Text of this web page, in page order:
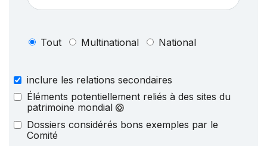
Tout Multinational National
inclure les relations secondaires
Éléments potentiellement reliés à des sites du
patrimoine mondial
Dossiers considérés bons exemples par le
Comité